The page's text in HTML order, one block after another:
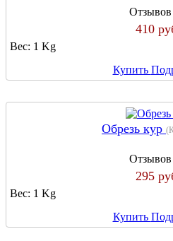
410
Вес: 1 Kg
Купить
Обрезь кур
295
Вес: 1 Kg
Купить